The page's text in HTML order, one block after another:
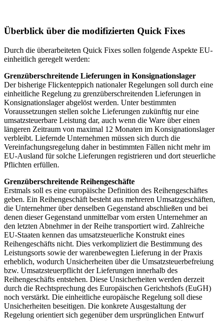
Überblick über die modifizierten Quick Fixes
Durch die überarbeiteten Quick Fixes sollen folgende Aspekte EU-
einheitlich geregelt werden:
Grenzüberschreitende Lieferungen in Konsignationslager
Der bisherige Flickenteppich nationaler Regelungen soll durch eine
einheitliche Regelung zu grenzüberschreitenden Lieferungen in
Konsignationslager abgelöst werden. Unter bestimmten
Voraussetzungen stellen solche Lieferungen zukünftig nur eine
umsatzsteuerbare Leistung dar, auch wenn die Ware über einen
längeren Zeitraum von maximal 12 Monaten im Konsignationslager
verbleibt. Liefernde Unternehmen müssen sich durch die
Vereinfachungsregelung daher in bestimmten Fällen nicht mehr im
EU-Ausland für solche Lieferungen registrieren und dort steuerliche
Pflichten erfüllen.
Grenzüberschreitende Reihengeschäfte
Erstmals soll es eine europäische Definition des Reihengeschäftes
geben. Ein Reihengeschäft besteht aus mehreren Umsatzgeschäften,
die Unternehmer über denselben Gegenstand abschließen und bei
denen dieser Gegenstand unmittelbar vom ersten Unternehmer an
den letzten Abnehmer in der Reihe transportiert wird. Zahlreiche
EU-Staaten kennen das umsatzsteuerliche Konstrukt eines
Reihengeschäfts nicht. Dies verkompliziert die Bestimmung des
Leistungsorts sowie der warenbewegten Lieferung in der Praxis
erheblich, wodurch Unsicherheiten über die Umsatzsteuerbefreiung
bzw. Umsatzsteuerpflicht der Lieferungen innerhalb des
Reihengeschäfts entstehen. Diese Unsicherheiten werden derzeit
durch die Rechtsprechung des Europäischen Gerichtshofs (EuGH)
noch verstärkt. Die einheitliche europäische Regelung soll diese
Unsicherheiten beseitigen. Die konkrete Ausgestaltung der
Regelung orientiert sich gegenüber dem ursprünglichen Entwurf